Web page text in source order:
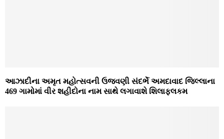
આઝાદીના અમૃત મહોત્સવની ઉજવણી સંદર્ભે અમદાવાદ જિલ્લાના
469 ગામોમાં વીર શહીદોના નામ સાથે લગાવાશે શિલાફલકમ